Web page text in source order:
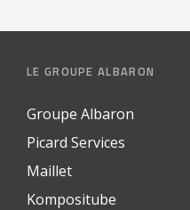
LE GROUPE ALBARON
Groupe Albaron
Picard Services
Maillet
Kompositube